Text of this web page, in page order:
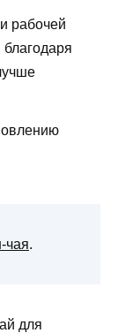
рабочей
чая.
для